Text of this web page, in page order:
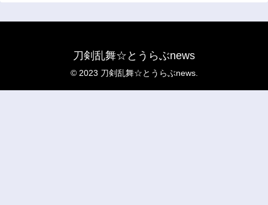
刀剣乱舞☆とうらぶnews
© 2023 刀剣乱舞☆とうらぶnews.